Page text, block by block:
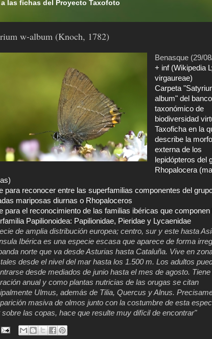
las fichas del Proyecto Taxofoto
w-album (Knoch, 1782)
Benasque (29/
+ inf (Wikipedia
virgaureae)
Carpeta
album" del banco
taxonómico de
biodiversidad
Taxoficha en la
describe la
externa de los
lepidópteros del
Rhopalocera
para reconocer entre las superfamilias componentes del
mariposas diurnas o Rhopaloceros
para el reconocimiento de las familias ibéricas que componen
Papilionoidea: Papilionidae, Pieridae y Lycaenidae
de amplia distribución europea; centro, sur y este hasta
Ibérica es una especie escasa que aparece de forma
norte que va desde Asturias hasta Cataluña. Vive en
desde el nivel del mar hasta los 1.500 m. Los adultos
desde mediados de junio hasta el mes de agosto. Tiene
anual y como plantas nutricias de las orugas se citan
Ulmus, además de Tilia, Quercus y Alnus.
masiva de olmos junto con la costumbre de esta
sobre las copas, hace que resulte muy difícil de encontrar"